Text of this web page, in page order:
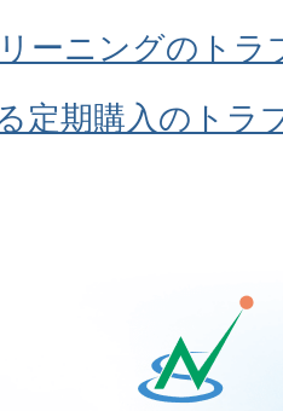
ーニングのトラ
定期購入のトラ